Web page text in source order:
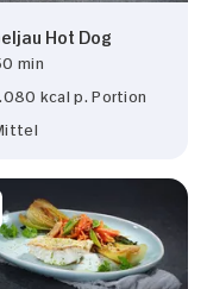
Hot Dog
min
kcal p. Portion